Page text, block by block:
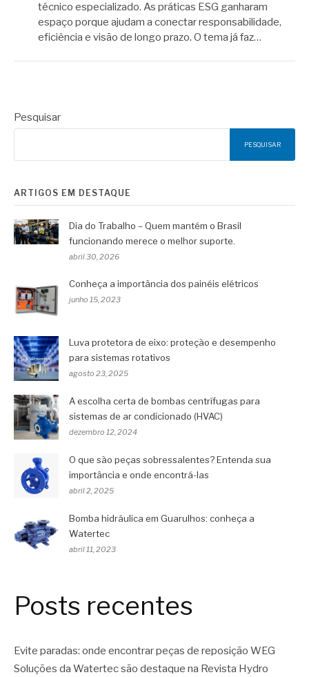
técnico especializado. As práticas ESG ganharam
espaço porque ajudam a conectar responsabilidade,
eficiência e visão de longo prazo. O tema já faz…
Pesquisar
PESQUISAR
ARTIGOS EM DESTAQUE
Dia do Trabalho – Quem mantém o Brasil
funcionando merece o melhor suporte.
abril 30, 2026
Conheça a importância dos painéis elétricos
junho 15, 2023
Luva protetora de eixo: proteção e desempenho
para sistemas rotativos
agosto 23, 2025
A escolha certa de bombas centrífugas para
sistemas de ar condicionado (HVAC)
dezembro 12, 2024
O que são peças sobressalentes? Entenda sua
importância e onde encontrá-las
abril 2, 2025
Bomba hidráulica em Guarulhos: conheça a
Watertec
abril 11, 2023
Posts recentes
Evite paradas: onde encontrar peças de reposição WEG
Soluções da Watertec são destaque na Revista Hydro